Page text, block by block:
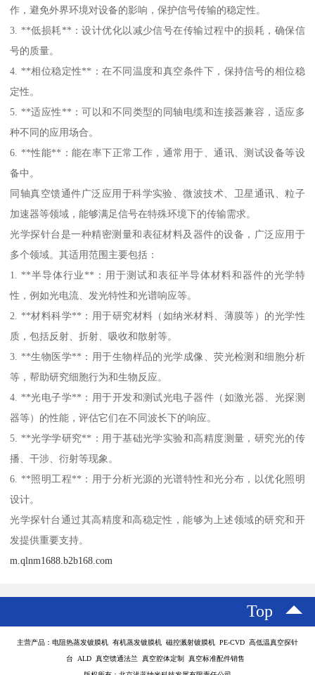
作，避免外界环境对设备的影响，保护信号传输的稳定性。
3. **低损耗**：设计优化以减少信号在传输过程中的损耗，确保信
号的质量。
4. **相位稳定性**：在不同温度和真空条件下，保持信号的相位稳
定性。
5. **适应性**：可以和不同类型的同轴电缆和连接器兼容，适应多
种不同的应用场合。
6. **性能**：能在率下正常工作，通常用于、通讯、测试设备等设
备中。
同轴真空馈通件广泛应用于科学实验、微波技术、卫星通讯、粒子
加速器等领域，能够满足信号在特殊环境下的传输需求。
光学探针台是一种精密测量和表征材料及器件的设备，广泛应用于
多个领域。其适用范围主要包括：
1. **半导体行业**：用于测试和表征半导体材料和器件的光学特
性，例如光电流、发光特性和光谱响应等。
2. **材料科学**：用于研究材料（如纳米材料、薄膜等）的光学性
质，包括反射、折射、吸收和散射等。
3. **生物医学**：用于生物样品的光学成像、荧光检测和细胞分析
等，帮助研究细胞行为和生物反应。
4. **光电子学**：用于开发和测试光电子器件（如激光器、光探测
器等）的性能，评估它们在不同波长下的响应。
5. **光学学研究**：用于基础光学实验和高精度测量，研究光的传
播、干涉、衍射等现象。
6. **照明工程**：用于分析光源的光谱特性和光分布，以优化照明
设计。
光学探针台通过其高精度和高稳定性，能够为上述领域的研究和开
发提供重要支持。
m.qlnm1688.b2b168.com
Top
主营产品：电阻热蒸发镀膜机 有机蒸发镀膜机 磁控溅射镀膜机 PE-CVD 高低温真空探针
台 ALD 真空馈通法兰 真空腔体定制 真空标准配件销售